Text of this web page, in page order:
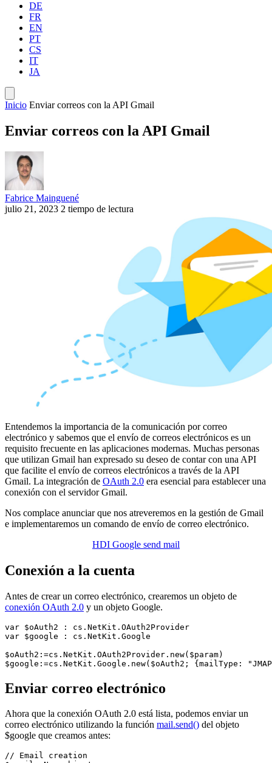
DE
FR
EN
PT
CS
IT
JA
Inicio Enviar correos con la API Gmail
Enviar correos con la API Gmail
Fabrice Mainguené
julio 21, 2023 2 tiempo de lectura
Entendemos la importancia de la comunicación por correo
electrónico y sabemos que el envío de correos electrónicos es un
requisito frecuente en las aplicaciones modernas. Muchas personas
que utilizan Gmail han expresado su deseo de contar con una API
que facilite el envío de correos electrónicos a través de la API
Gmail. La integración de OAuth 2.0 era esencial para establecer una
conexión con el servidor Gmail.
Nos complace anunciar que nos atreveremos en la gestión de Gmail
e implementaremos un comando de envío de correo electrónico.
HDI Google send mail
Conexión a la cuenta
Antes de crear un correo electrónico, crearemos un objeto de
conexión OAuth 2.0 y un objeto Google.
var $oAuth2 : cs.NetKit.OAuth2Provider
var $google : cs.NetKit.Google
$oAuth2:=cs.NetKit.OAuth2Provider.new($param)
$google:=cs.NetKit.Google.new($oAuth2; {mailType:
Enviar correo electrónico
Ahora que la conexión OAuth 2.0 está lista, podemos enviar un
correo electrónico utilizando la función mail.send() del objeto
$google que creamos antes:
// Email creation